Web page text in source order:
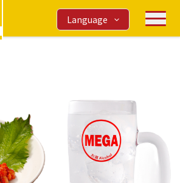
Language